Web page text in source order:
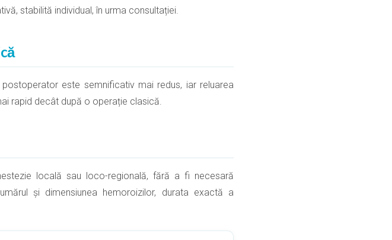
stabilită individual, în urma consultației.
este semnificativ mai redus, iar reluarea
rapid decât după o operație clasică.
locală sau loco-regională, fără a fi necesară
și dimensiunea hemoroizilor, durata exactă a